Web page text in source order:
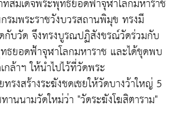
รมพระราชวังบวรสถานพิมุข ทรงมี
บวัด จึงทรงบูรณปฏิสังขรณ์วัดร่วมกับ
ธยอดฟ้าจุฬาโลกมหาราช และได้ขุดพบ
ล้าฯ ให้นำไปไว้ที่วัดพระ
รงสร้างระฆังชดเชยให้วัดบางว้าใหญ่ 5
านนามวัดใหม่ว่า "วัดระฆังโฆสิตาราม"